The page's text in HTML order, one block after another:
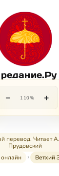
− 110% +
перевод. Читает
Прудовский
онлайн
Ветхий